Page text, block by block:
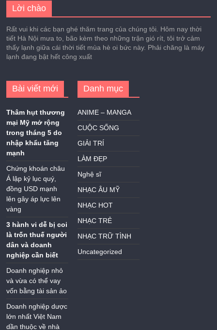
Lời chào
Rất vui khi các bạn ghé thăm trang của chúng tôi. Hôm nay thời
tiết Hà Nội mưa to, bão kèm theo những trận gió rít, tôi trở cảm
thấy lạnh giữa cái thời tiết mùa hè oi bức này. Phải chăng là máy
lạnh đang bật hết công xuất
Bài viết mới
Thâm hụt thương
mại Mỹ mở rộng
trong tháng 5 do
nhập khẩu tăng
mạnh
Chứng khoán châu
Á lập kỷ lục quý,
đồng USD mạnh
lên gây áp lực lên
vàng
3 hành vi dễ bị coi
là trốn thuế người
dân và doanh
nghiệp cần biết
Doanh nghiệp nhỏ
và vừa có thể vay
vốn bằng tài sản ảo
Doanh nghiệp dược
lớn nhất Việt Nam
dần thuộc về nhà
Danh mục
ANIME – MANGA
CUỘC SỐNG
GIẢI TRÍ
LÀM ĐẸP
Nghệ sĩ
NHẠC ÂU MỸ
NHẠC HOT
NHẠC TRẺ
NHẠC TRỮ TÌNH
Uncategorized